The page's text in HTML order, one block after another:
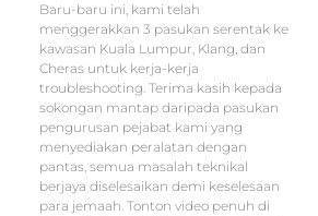
Baru-baru ini, kami telah
menggerakkan 3 pasukan serentak ke
kawasan Kuala Lumpur, Klang, dan
Cheras untuk kerja-kerja
troubleshooting. Terima kasih kepada
sokongan mantap daripada pasukan
pengurusan pejabat kami yang
menyediakan peralatan dengan
pantas, semua masalah teknikal
berjaya diselesaikan demi keselesaan
para jemaah. Tonton video penuh di